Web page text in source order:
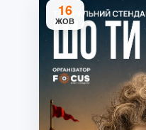
16
ЖОВ